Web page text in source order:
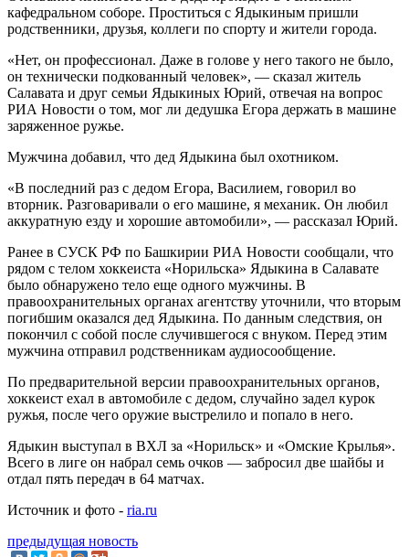
кафедральном соборе. Проститься с Ядыкиным пришли
родственники, друзья, коллеги по спорту и жители города.
«Нет, он профессионал. Даже в голове у него такого не было,
он технически подкованный человек», — сказал житель
Салавата и друг семьи Ядыкиных Юрий, отвечая на вопрос
РИА Новости о том, мог ли дедушка Егора держать в машине
заряженное ружье.
Мужчина добавил, что дед Ядыкина был охотником.
«В последний раз с дедом Егора, Василием, говорил во
вторник. Разговаривали о его машине, я механик. Он любил
аккуратную езду и хорошие автомобили», — рассказал Юрий.
Ранее в СУСК РФ по Башкирии РИА Новости сообщали, что
рядом с телом хоккеиста «Норильска» Ядыкина в Салавате
было обнаружено тело еще одного мужчины. В
правоохранительных органах агентству уточнили, что вторым
погибшим оказался дед Ядыкина. По данным следствия, он
покончил с собой после случившегося с внуком. Перед этим
мужчина отправил родственникам аудиосообщение.
По предварительной версии правоохранительных органов,
хоккеист ехал в автомобиле с дедом, случайно задел курок
ружья, после чего оружие выстрелило и попало в него.
Ядыкин выступал в ВХЛ за «Норильск» и «Омские Крылья».
Всего в лиге он набрал семь очков — забросил две шайбы и
отдал пять передач в 64 матчах.
Источник и фото - ria.ru
предыдущая новость